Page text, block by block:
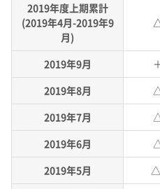
2019年度上期累計
(2019年4月-2019年9
月)
2019年9月
2019年8月
2019年7月
2019年6月
2019年5月
△